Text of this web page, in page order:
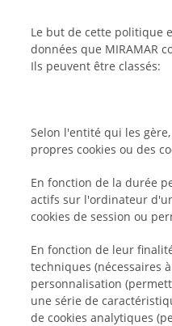
Le but de cette politique
données que MIRAMAR
Ils peuvent être classés:
Selon l'entité qui les
propres cookies ou des
En fonction de la durée
actifs sur l'ordinateur
cookies de session ou
En fonction de leur
techniques (nécessaires
personnalisation
une série de
de cookies analytiques